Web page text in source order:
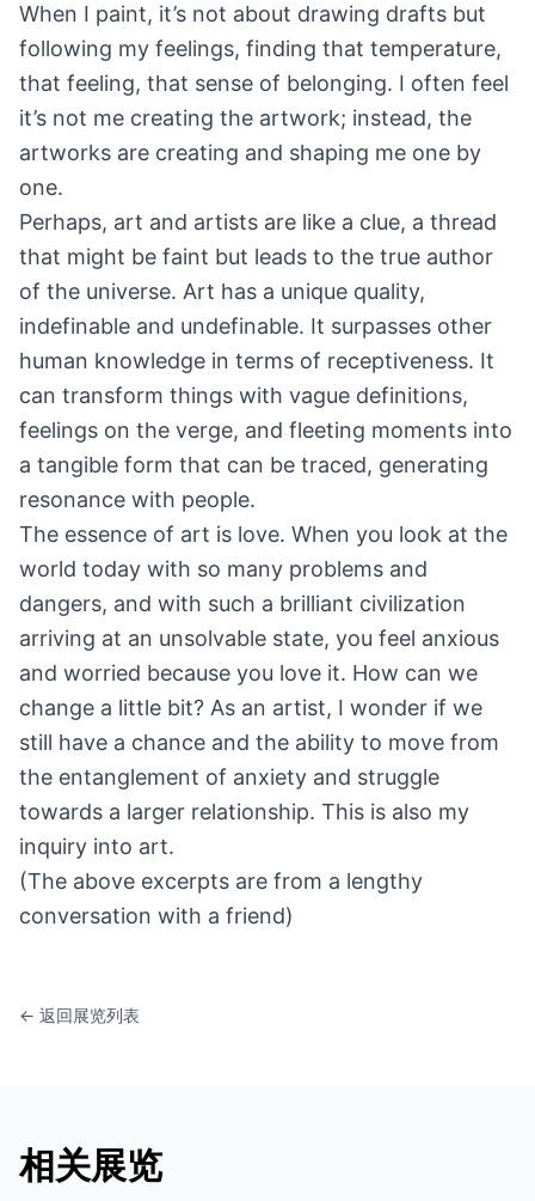
When I paint, it’s not about drawing drafts but
following my feelings, finding that temperature,
that feeling, that sense of belonging. I often feel
it’s not me creating the artwork; instead, the
artworks are creating and shaping me one by
one.
Perhaps, art and artists are like a clue, a thread
that might be faint but leads to the true author
of the universe. Art has a unique quality,
indefinable and undefinable. It surpasses other
human knowledge in terms of receptiveness. It
can transform things with vague definitions,
feelings on the verge, and fleeting moments into
a tangible form that can be traced, generating
resonance with people.
The essence of art is love. When you look at the
world today with so many problems and
dangers, and with such a brilliant civilization
arriving at an unsolvable state, you feel anxious
and worried because you love it. How can we
change a little bit? As an artist, I wonder if we
still have a chance and the ability to move from
the entanglement of anxiety and struggle
towards a larger relationship. This is also my
inquiry into art.
(The above excerpts are from a lengthy
conversation with a friend)
← 返回展览列表
相关展览